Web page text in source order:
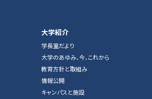
大学紹介
学長室だより
大学のあゆみ、今、これから
教育方針と取組み
情報公開
キャンパスと施設